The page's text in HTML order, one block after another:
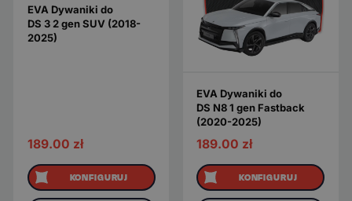
EVA Dywaniki do
DS 3 2 gen SUV (2018-
2025)
189.00 zł
KONFIGURUJ
EVA Dywaniki do
DS N8 1 gen Fastback
(2020-2025)
189.00 zł
KONFIGURUJ